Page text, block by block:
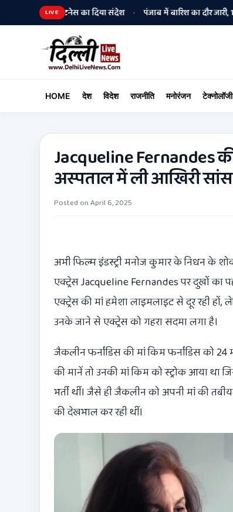
LIVE
और फिटनेस का दिया संदेश • पंजाब में बारिश का दौर जारी, 10
HOME देश विदेश राजनीति मनोरंजन टेक्नोलॉजी
Jacqueline Fernandes
अस्पताल में ली आखिरी
Posted onApril 6, 2025
अभी फिल्म इंडस्ट्री मनोज कुमार के निधन के
एक्ट्रेस Jacqueline Fernandes पर दुखों का
एक्ट्रेस की मां हमेशा लाइमलाइट से दूर रही
उनके जाने से एक्ट्रेस को गहरा सदमा लगा है।
जैकलीन फर्नांडिस की मांकिम फर्नांडिसको 24
की मानें तो उनकी मां किम को स्ट्रोक आया था
भर्ती थीं। जैसे ही जैकलीन को अपनी मां की
की देखभाल कर रही थीं।